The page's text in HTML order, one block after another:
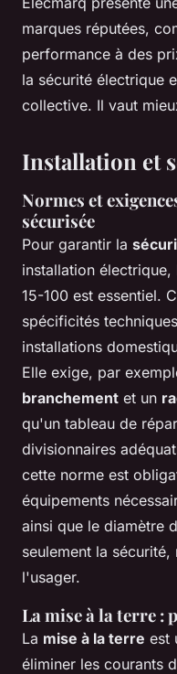
marques réputées,
performance à des
la sécurité électrique
collective. Il vaut
Installation et
Normes et
sécurisée
Pour garantir la
installation
15-100 est essentiel.
spécificités
installations
Elle exige, par
branchement et un
qu'un tableau de
divisionnaires
cette norme est
équipements
ainsi que le diamètre
seulement la
l'usager.
La mise à la terre :
La mise à la terre est
éliminer les courants